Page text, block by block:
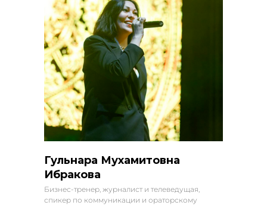
Гульнара Мухамитовна
Ибракова
Бизнес-тренер, журналист и телеведущая,
спикер по коммуникации и ораторскому